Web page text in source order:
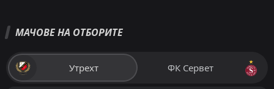
МАЧОВЕ НА ОТБОРИТЕ
Утрехт ФК Сервет